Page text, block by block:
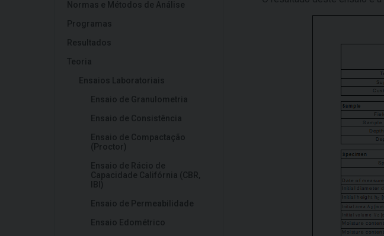
Normas e Métodos de Análise
Programas
Resultados
Teoria
Ensaios Laboratoriais
Ensaio de Granulometria
Ensaio de Consistência
Ensaio de Compactação
(Proctor)
Ensaio de Rácio de
Capacidade Califórnia (CBR,
IBI)
Ensaio de Permeabilidade
Ensaio Edométrico